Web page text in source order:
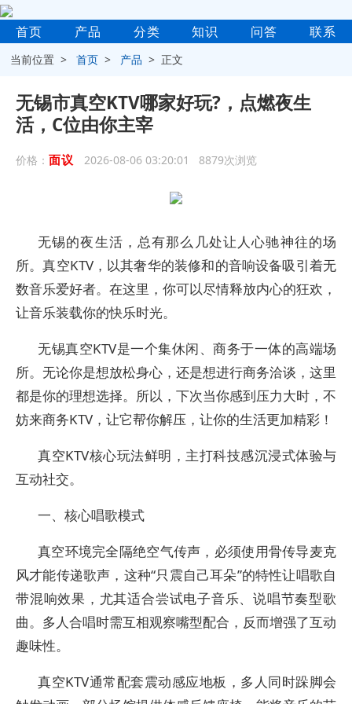
首页 产品 分类 知识 问答 联系
当前位置 >首页 > 产品 > 正文
无锡市真空KTV哪家好玩?，点燃夜生
活，C位由你主宰
价格： 面议 2026-08-06 03:20:01 8879次浏览
无锡的夜生活，总有那么几处让人心驰神往的场
所。真空KTV，以其奢华的装修和的音响设备吸引着无
数音乐爱好者。在这里，你可以尽情释放内心的狂欢，
让音乐装载你的快乐时光。
无锡真空KTV是一个集休闲、商务于一体的高端场
所。无论你是想放松身心，还是想进行商务洽谈，这里
都是你的理想选择。所以，下次当你感到压力大时，不
妨来商务KTV，让它帮你解压，让你的生活更加精彩！
真空KTV核心玩法鲜明，主打科技感沉浸式体验与
互动社交。
一、核心唱歌模式
真空环境完全隔绝空气传声，必须使用骨传导麦克
风才能传递歌声，这种“只震自己耳朵”的特性让唱歌自
带混响效果，尤其适合尝试电子音乐、说唱节奏型歌
曲。多人合唱时需互相观察嘴型配合，反而增强了互动
趣味性。
真空KTV通常配套震动感应地板，多人同时跺脚会